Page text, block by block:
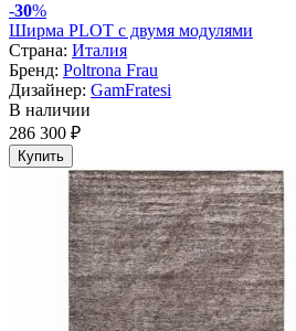
-30%
Ширма PLOT с двумя модулями
Страна: Италия
Бренд: Poltrona Frau
Дизайнер: GamFratesi
В наличии
286 300 ₽
Купить